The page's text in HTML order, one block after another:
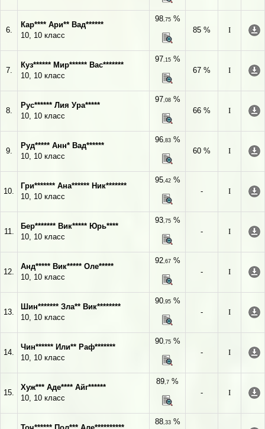
6.
Кар**** Ари** Вад******
10, 10 класс
98,75%
85 %
I
7.
Куз****** Мир****** Вас*******
10, 10 класс
97,15%
67 %
I
8.
Рус****** Лия Ура*****
10, 10 класс
97,08%
66 %
I
9.
Руд***** Анн* Вад******
10, 10 класс
96,83%
60 %
I
10.
Гри******* Ана****** Ник*******
10, 10 класс
95,42%
-
I
11.
Бер******* Вик***** Юрь****
10, 10 класс
93,75%
-
I
12.
Анд***** Вик***** Оле*****
10, 10 класс
92,67%
-
I
13.
Шин******* Зла** Вик********
10, 10 класс
90,95%
-
I
14.
Чин****** Или** Раф*******
10, 10 класс
90,75%
-
I
15.
Хуж*** Аде**** Айг******
10, 10 класс
89,7 %
-
I
88,33%